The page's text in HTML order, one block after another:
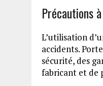
Précautions
L’utilisation
accidents.
sécurité, des
fabricant et de